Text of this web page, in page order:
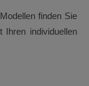
finden Sie
individuellen